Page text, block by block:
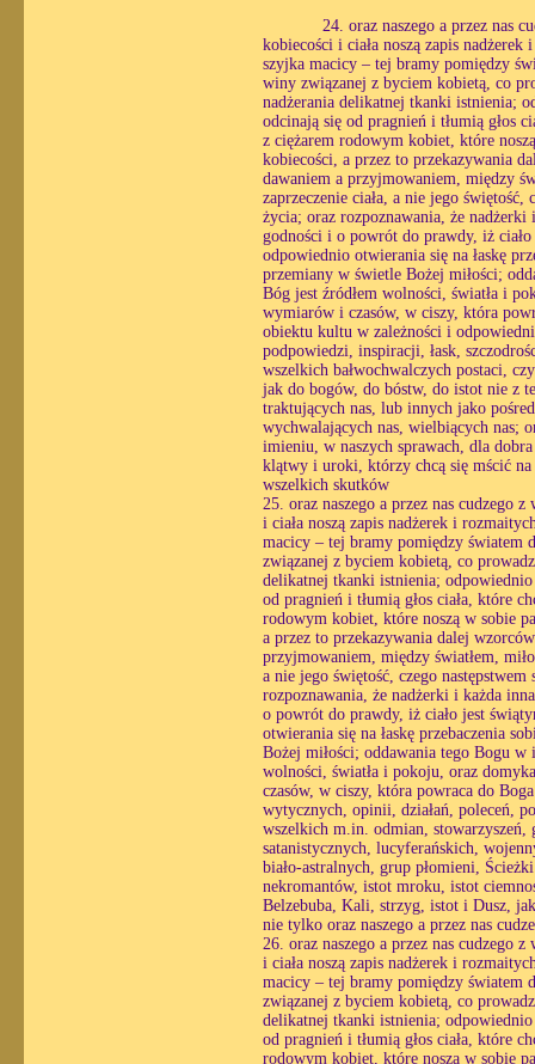
24. oraz naszego a przez nas
kobiecości i ciała noszą zapis
szyjka macicy – tej bramy pomiędzy
winy związanej z byciem kobietą, co
nadżerania delikatnej tkanki istnienia;
odcinają się od pragnień i tłumią głos
z ciężarem rodowym kobiet, które
kobiecości, a przez to przekazywania
dawaniem a przyjmowaniem, między
zaprzeczenie ciała, a nie jego
życia; oraz rozpoznawania, że nadżerki
godności i o powrót do prawdy, iż
odpowiednio otwierania się na łaskę
przemiany w świetle Bożej miłości;
Bóg jest źródłem wolności, światła i
wymiarów i czasów, w ciszy, która
obiektu kultu w zależności i
podpowiedzi, inspiracji, łask,
wszelkich bałwochwalczych postaci,
jak do bogów, do bóstw, do istot nie z
traktujących nas, lub innych jako
wychwalających nas, wielbiących nas;
imieniu, w naszych sprawach, dla
klątwy i uroki, którzy chcą się mścić na
wszelkich skutków
25. oraz naszego a przez nas cudzego
i ciała noszą zapis nadżerek i
macicy – tej bramy pomiędzy światem
związanej z byciem kobietą, co
delikatnej tkanki istnienia;
od pragnień i tłumią głos ciała, które
rodowym kobiet, które noszą w sobie
a przez to przekazywania dalej
przyjmowaniem, między światłem,
a nie jego świętość, czego
rozpoznawania, że nadżerki i każda
o powrót do prawdy, iż ciało jest
otwierania się na łaskę przebaczenia
Bożej miłości; oddawania tego Bogu
wolności, światła i pokoju, oraz
czasów, w ciszy, która powraca do
wytycznych, opinii, działań, poleceń,
wszelkich m.in. odmian,
satanistycznych, lucyferańskich,
biało-astralnych, grup płomieni,
nekromantów, istot mroku, istot
Belzebuba, Kali, strzyg, istot i Dusz,
nie tylko oraz naszego a przez nas
26. oraz naszego a przez nas cudzego
i ciała noszą zapis nadżerek i
macicy – tej bramy pomiędzy światem
związanej z byciem kobietą, co
delikatnej tkanki istnienia;
od pragnień i tłumią głos ciała, które
rodowym kobiet, które noszą w sobie